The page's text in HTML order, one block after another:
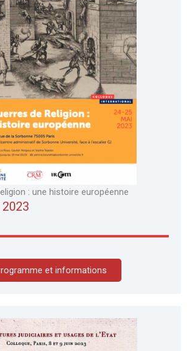
: une histoire européenne
et informations